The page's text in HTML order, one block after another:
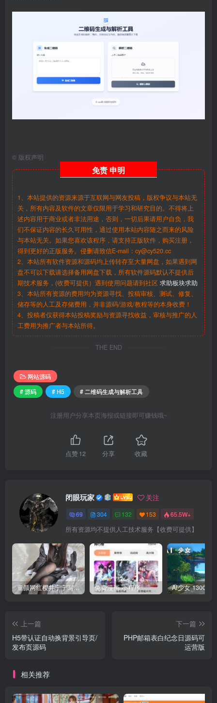
© 版权声明
免责 申明
1、本站提供的资源来源于互联网与网友投稿，版权争议与本站无
关，所有内容及软件的文章仅限用于学习和研究目的。不得将上
述内容用于商业或者非法用途，否则，一切后果请用户自负，我
们不保证内容的长久可用性，通过使用本站内容随之而来的风险
与本站无关。如果您喜欢该程序，请支持正版软件，购买注册，
得到更好的正版服务。侵删请致信E-mail：cy@cy520.cc
2、本站所有软件资源和源码均上传转存至大量网盘，如果遇到网
盘不可以下载请选择备用网盘下载，所有软件源码默认不提供后
期技术服务，(收费可提供）遇到使用问题请到社区 求助板块求助
3、本站所有资源的费用均为资源寻找、投稿审核、测试、修复、
储存等的人工及存储费用，并非源码/游戏/教程等的本身收费！
4、投稿者仅获得本站投稿奖励与资源寻找收益，审核与推广的人
工费用为推广者与本站所得。
THE END
网站源码
# 源码
# H5 # 二维码生成与解析工具
注册用户分享本页海报或链接即可赚钱哦~
点赞12 分享 收藏
闭眼玩家 关注
69 304 132 153 65.5W+
所有资源均不提供人工技术服务【收费可提供】
童颜网红樱井宁宁写真集套图 免费漫画 小程序
上一篇
H5带认证自动换背景引导页/
发布页源码
下一篇
PHP邮箱表白纪念日源码可
运营版
相关推荐